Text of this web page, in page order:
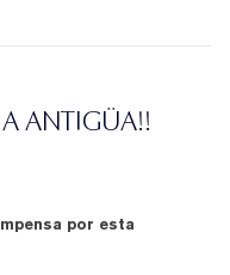
ANTIGÜA!!
por esta